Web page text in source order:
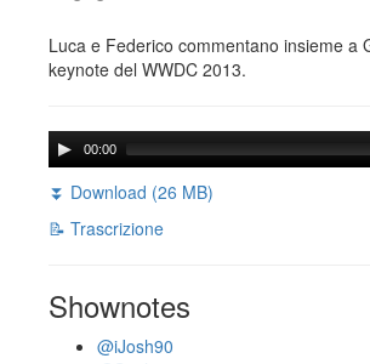
Luca e Federico commentano insieme a
keynote del WWDC 2013.
00:00
⏬ Download (26 MB)
📝 Trascrizione
Shownotes
@iJosh90